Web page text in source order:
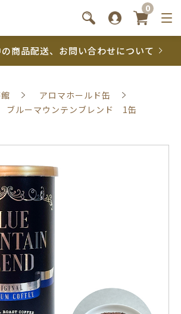
0
商品配送、お問い合わせについて
アロマホールド缶
ブルーマウンテンブレンド 1缶